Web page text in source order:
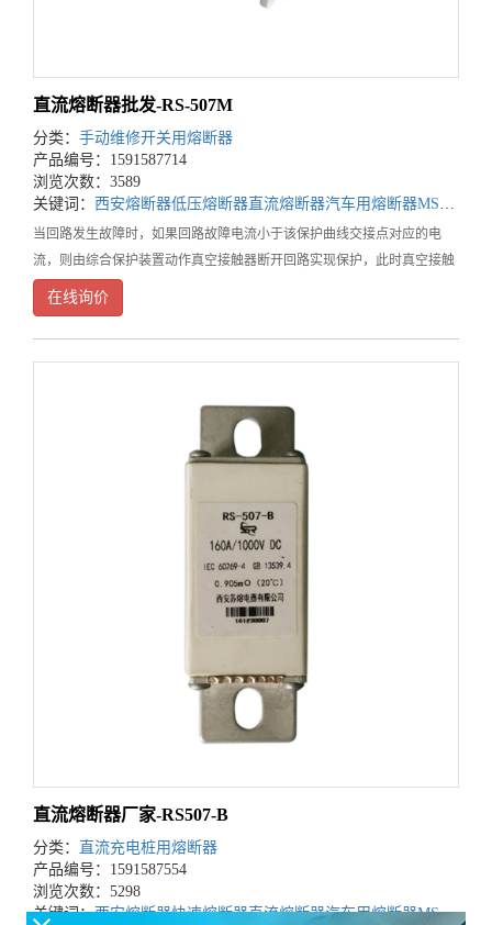
直流熔断器批发-RS-507M
分类： 手动维修开关用熔断器
产品编号：1591587714
浏览次数：3589
关键词： 西安熔断器低压熔断器直流熔断器汽车用熔断器MSD用熔断器
当回路发生故障时，如果回路故障电流小于该保护曲线交接点对应的电
流，则由综合保护装置动作真空接触器断开回路实现保护，此时真空接触
器先于高压熔断器断开回路，高压熔断器不动作。直流熔断器批发当回路
的故障电流大于该保护交接点对应的电流时由高压熔断器
在线询价
直流熔断器厂家-RS507-B
分类：
直流充电桩用熔断器
产品编号：1591587554
浏览次数：5298
关键词：西安熔断器快速熔断器直流熔断器汽车用熔断器MSD用熔断器